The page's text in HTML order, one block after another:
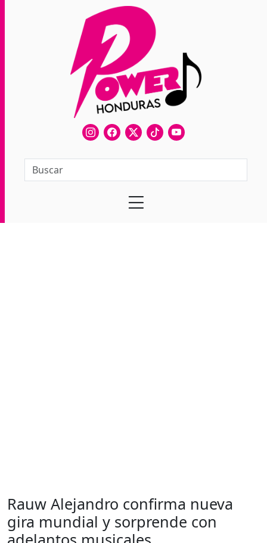
Rauw Alejandro confirma nueva
gira mundial y sorprende con